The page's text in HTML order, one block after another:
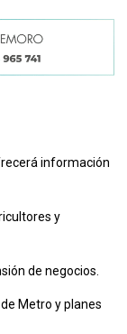
información
y
de negocios.
Metro y planes